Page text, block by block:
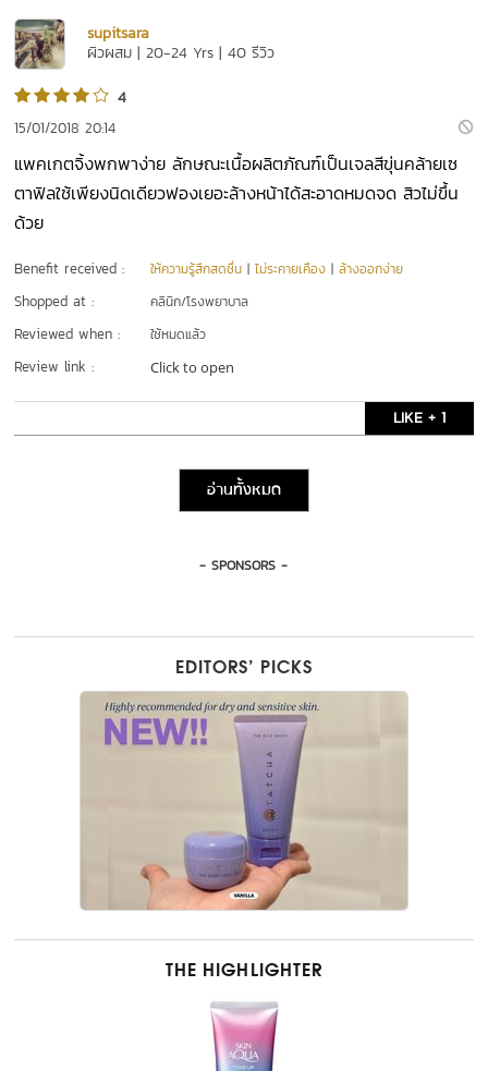
supitsara
ผิวผสม | 20-24 Yrs | 40 รีวิว
4
15/01/2018 20:14
แพคเกตจิ้งพกพาง่าย ลักษณะเนื้อผลิตภัณฑ์เป็นเจลสีขุ่นคล้ายเซ
ตาฟิลใช้เพียงนิดเดียวฟองเยอะล้างหน้าได้สะอาดหมดจด สิวไม่ขึ้น
ด้วย
Benefit received : ให้ความรู้สึกสดชื่น |ไม่ระคายเคือง |ล้างออกง่าย
Shopped at : คลินิก/โรงพยาบาล
Reviewed when : ใช้หมดแล้ว
Review link : Click to open
LIKE + 1
อ่านทั้งหมด
- SPONSORS -
EDITORS’ PICKS
THE HIGHLIGHTER